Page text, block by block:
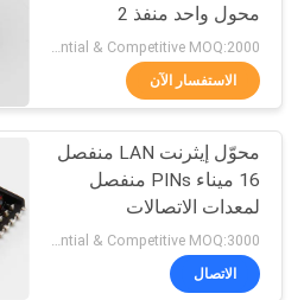
معلومات
جولة
المعمل
المتكاملة
RJ45
13
محول واحد منفذ 2
الصفوف 16 لحام اللحام
Preferential & Competitive MOQ:2000
الاستفسار الآن
محوّل إيثرنت LAN منفصل
16 ميناء PINs منفصل
لمعدات الاتصالات
الاتصال